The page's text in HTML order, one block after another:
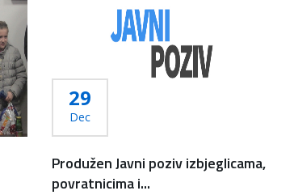
29
Dec
Produžen Javni poziv izbjeglicama,
povratnicima i...